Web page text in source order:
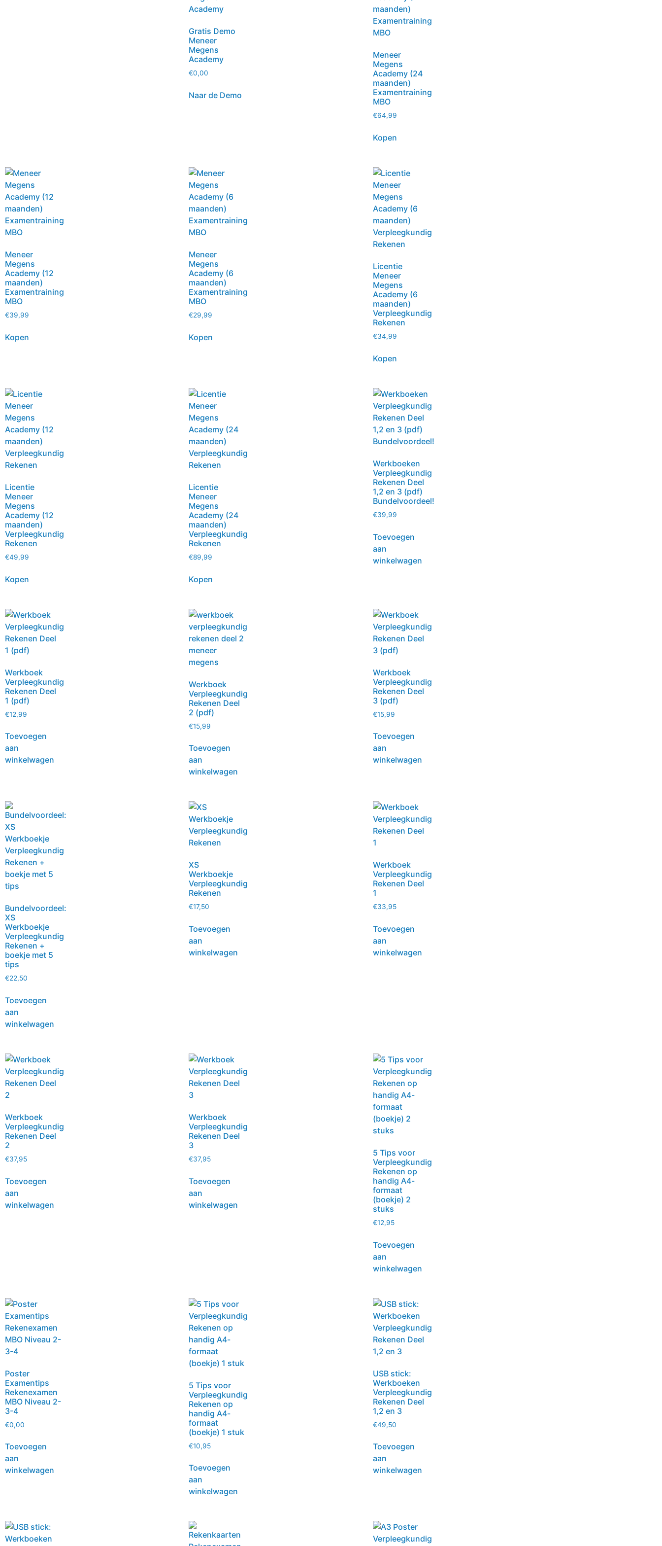
Gratis Demo
Meneer
Megens
Academy
€0,00
Naar de Demo
Meneer
Megens
Academy (24
maanden)
Examentraining
MBO
€64,99
Kopen
Meneer
Megens
Academy (12
maanden)
Examentraining
MBO
€39,99
Kopen
Meneer
Megens
Academy (6
maanden)
Examentraining
MBO
€29,99
Kopen
Licentie
Meneer
Megens
Academy (6
maanden)
Verpleegkundig
Rekenen
€34,99
Kopen
Licentie
Meneer
Megens
Academy (12
maanden)
Verpleegkundig
Rekenen
€49,99
Kopen
Licentie
Meneer
Megens
Academy (24
maanden)
Verpleegkundig
Rekenen
€89,99
Kopen
Werkboeken
Verpleegkundig
Rekenen Deel
1,2 en 3 (pdf)
Bundelvoordeel!
€39,99
Toevoegen
aan
winkelwagen
Werkboek
Verpleegkundig
Rekenen Deel
1 (pdf)
€12,99
Toevoegen
aan
winkelwagen
Werkboek
Verpleegkundig
Rekenen Deel
2 (pdf)
€15,99
Toevoegen
aan
winkelwagen
Werkboek
Verpleegkundig
Rekenen Deel
3 (pdf)
€15,99
Toevoegen
aan
winkelwagen
Bundelvoordeel:
XS
Werkboekje
Verpleegkundig
Rekenen +
boekje met 5
tips
€22,50
Toevoegen
aan
winkelwagen
XS
Werkboekje
Verpleegkundig
Rekenen
€17,50
Toevoegen
aan
winkelwagen
Werkboek
Verpleegkundig
Rekenen Deel
1
€33,95
Toevoegen
aan
winkelwagen
Werkboek
Verpleegkundig
Rekenen Deel
2
€37,95
Toevoegen
aan
winkelwagen
Werkboek
Verpleegkundig
Rekenen Deel
3
€37,95
Toevoegen
aan
winkelwagen
5 Tips voor
Verpleegkundig
Rekenen op
handig A4-
formaat
(boekje) 2
stuks
€12,95
Toevoegen
aan
winkelwagen
Poster
Examentips
Rekenexamen
MBO Niveau 2-
3-4
€0,00
Toevoegen
aan
winkelwagen
5 Tips voor
Verpleegkundig
Rekenen op
handig A4-
formaat
(boekje) 1 stuk
€10,95
Toevoegen
aan
winkelwagen
USB stick:
Werkboeken
Verpleegkundig
Rekenen Deel
1,2 en 3
€49,50
Toevoegen
aan
winkelwagen